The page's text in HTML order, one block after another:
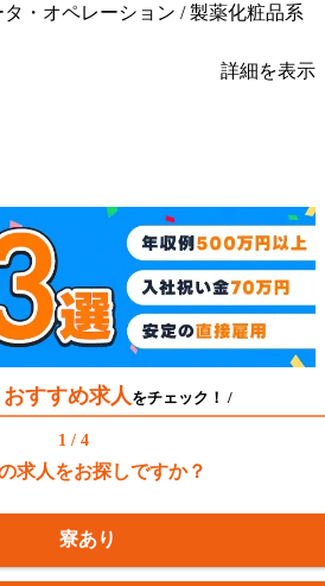
・オペレーション / 製薬化粧品系
詳細を表示
おすすめ求人 をチェック！ /
1 / 4
求人をお探しですか？
寮あり